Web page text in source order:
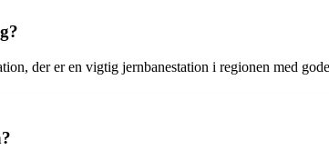
der er en vigtig jernbanestation i regionen med